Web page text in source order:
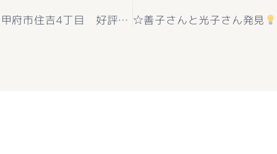
★お知らせ★駐車場用地 甲府市住吉4丁目 好評販売中(^^♪ ☆善子さんと光子さん発見